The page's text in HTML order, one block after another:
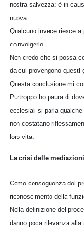
nostra salvezza: è in
nuova.
Qualcuno invece riesce a
coinvolgerlo.
Non credo che si possa
da cui provengono questi
Questa conclusione mi
Purtroppo ho paura di
ecclesiali si parla
non costatano
loro vita.
La crisi delle
Come conseguenza del
riconoscimento della
Nella definizione del
danno poca rilevanza